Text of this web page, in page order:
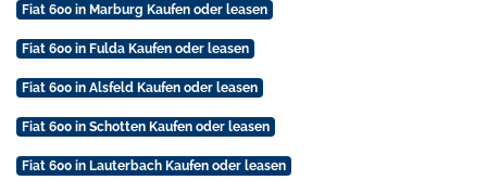
Fiat 600 in Marburg Kaufen oder leasen
Fiat 600 in Fulda Kaufen oder leasen
Fiat 600 in Alsfeld Kaufen oder leasen
Fiat 600 in Schotten Kaufen oder leasen
Fiat 600 in Lauterbach Kaufen oder leasen